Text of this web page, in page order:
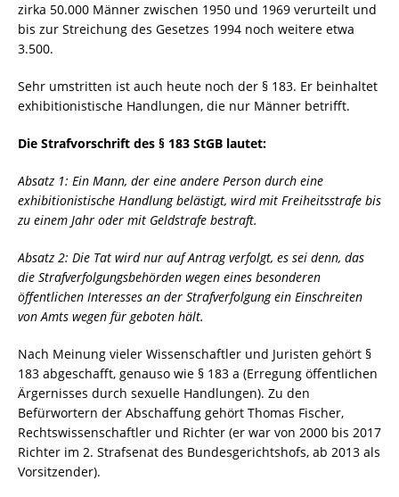
zirka 50.000 Männer zwischen 1950 und 1969 verurteilt und
bis zur Streichung des Gesetzes 1994 noch weitere etwa
3.500.
Sehr umstritten ist auch heute noch der § 183. Er beinhaltet
exhibitionistische Handlungen, die nur Männer betrifft.
Die Strafvorschrift des § 183 StGB lautet:
Absatz 1: Ein Mann, der eine andere Person durch eine
exhibitionistische Handlung belästigt, wird mit Freiheitsstrafe bis
zu einem Jahr oder mit Geldstrafe bestraft.
Absatz 2: Die Tat wird nur auf Antrag verfolgt, es sei denn, das
die Strafverfolgungsbehörden wegen eines besonderen
öffentlichen Interesses an der Strafverfolgung ein Einschreiten
von Amts wegen für geboten hält.
Nach Meinung vieler Wissenschaftler und Juristen gehört §
183 abgeschafft, genauso wie § 183 a (Erregung öffentlichen
Ärgernisses durch sexuelle Handlungen). Zu den
Befürwortern der Abschaffung gehört Thomas Fischer,
Rechts­wissenschaftler und Richter (er war von 2000 bis 2017
Richter im 2. Strafsenat des Bundesgerichtshofs, ab 2013 als
Vorsitzender).